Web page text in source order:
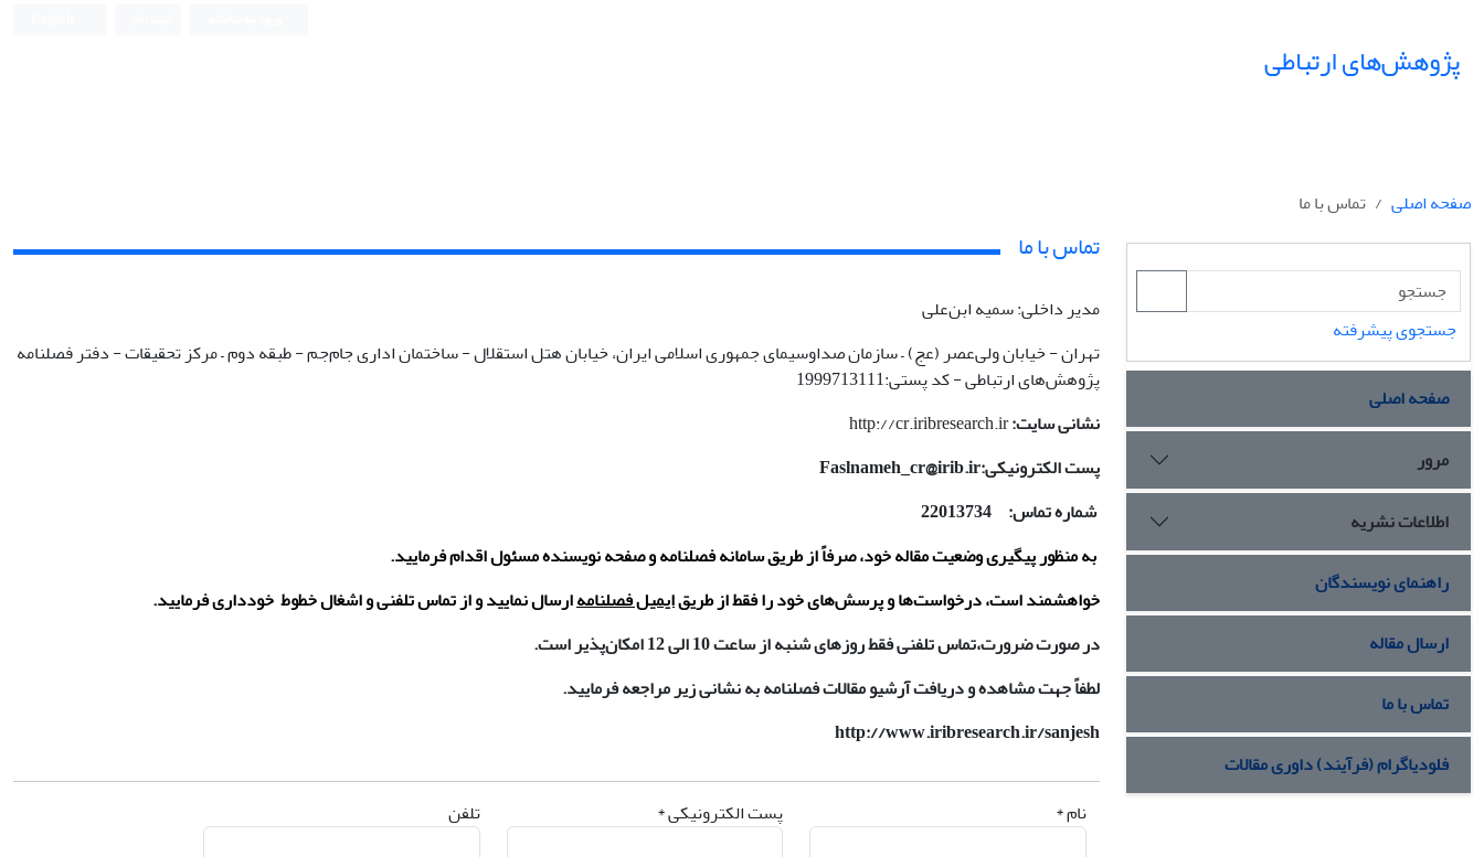
پژوهش‌های ارتباطی
صفحه اصلی تماس با ما
جستجوی پیشرفته
صفحه اصلی
مرور
اطلاعات نشریه
راهنمای نویسندگان
ارسال مقاله
تماس با ما
فلودیاگرام (فرآیند) داوری مقالات
تماس با ما
مدیر داخلی: سمیه ابن‌علی
تهران - خیابان ولی‌عصر (عج) – سازمان صداوسیمای جمهوری اسلامی ایران، خیابان هتل استقلال - ساختمان اداری جام‌جم - طبقه دوم – مرکز ‌تحقیقات - دفتر فصلنامه
پژوهش‌های ارتباطی - کد پستی:1999713111
نشانی سایت:http://cr.iribresearch.ir
پست الکترونیکی:Faslnameh_cr@irib.ir
شماره تماس: 22013734
به‌ منظور پیگیری وضعیت مقاله خود، صرفاً از طریق سامانه فصلنامه و صفحه نویسنده مسئول اقدام فرمایید.
خواهشمند است، درخواست‌ها و پرسش‌های خود را فقط از طریقایمیل فصلنامهارسال نمایید و از تماس تلفنی و اشغال خطوط خودداری فرمایید.
در صورت ضرورت‌،‌تماس تلفنی فقط روزهای شنبه از ساعت 10 الی 12 امکان‌پذیر است.
لطفاً جهت‌ مشاهده ‌و‌ دریافت آرشیو مقالات فصلنامه به نشانی زیر مراجعه فرمایید.
http://www.iribresearch.ir/sanjesh
نام * پست الکترونیکی * تلفن